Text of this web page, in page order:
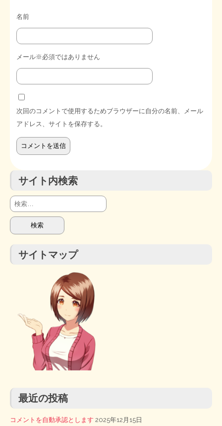
名前
メール※必須ではありません
次回のコメントで使用するためブラウザーに自分の名前、メール
アドレス、サイトを保存する。
サイト内検索
検
索:
サイトマップ
最近の投稿
コメントを自動承認とします 2025年12月15日